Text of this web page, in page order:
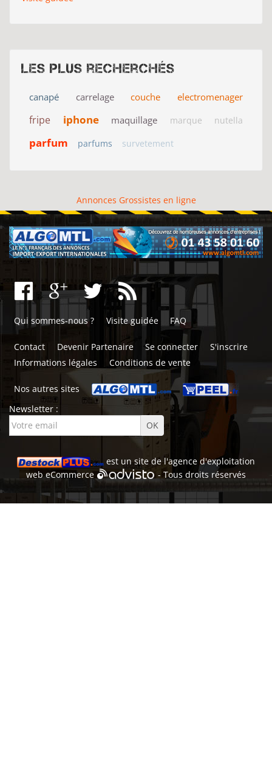
Les plus recherchés
canapé carrelage couche electromenager
fripe iphone maquillage marque nutella
parfum parfums survetement
Annonces Grossistes en ligne
Qui sommes-nous ? Visite guidée FAQ
Contact Devenir Partenaire Se connecter
S'inscrire
Informations légales
Conditions de vente
Nos autres sites
Newsletter :
est un site de l'agence d'exploitation
webeCommerce - Tous droits réservés